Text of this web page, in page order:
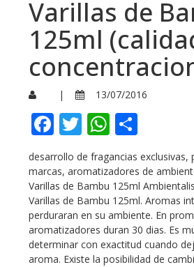
Varillas de
125ml
| 13/07/2016
Facebook
Twitter
desarrollo de fragancias exclusivas,
marcas, aromatizadores de
Varillas de Bambu 125ml
Varillas de Bambu 125ml. Aromas
perduraran en su ambiente. En
aromatizadores duran 30 dias. Es
determinar con exactitud cuando
aroma. Existe la posibilidad de